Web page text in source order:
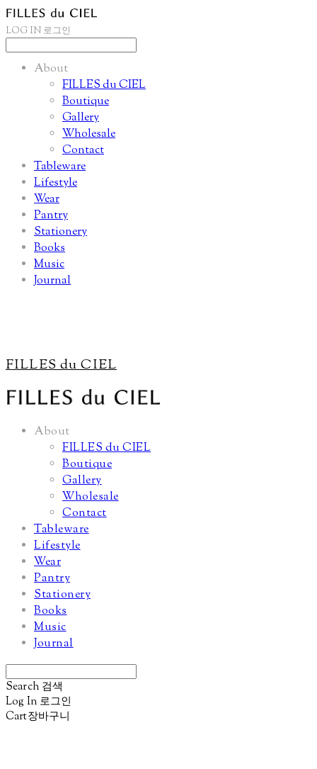
LOG IN 로그인
About
FILLES du CIEL
Boutique
Gallery
Wholesale
Contact
Tableware
Lifestyle
Wear
Pantry
Stationery
Books
Music
Journal
FILLES du CIEL
About
FILLES du CIEL
Boutique
Gallery
Wholesale
Contact
Tableware
Lifestyle
Wear
Pantry
Stationery
Books
Music
Journal
Search 검색
Log In 로그인
Cart장바구니